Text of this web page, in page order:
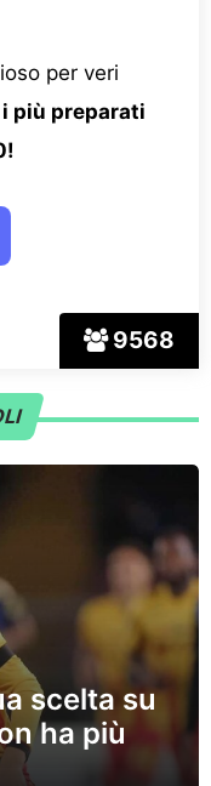
9568
per veri
più preparati
scelta su
ha più